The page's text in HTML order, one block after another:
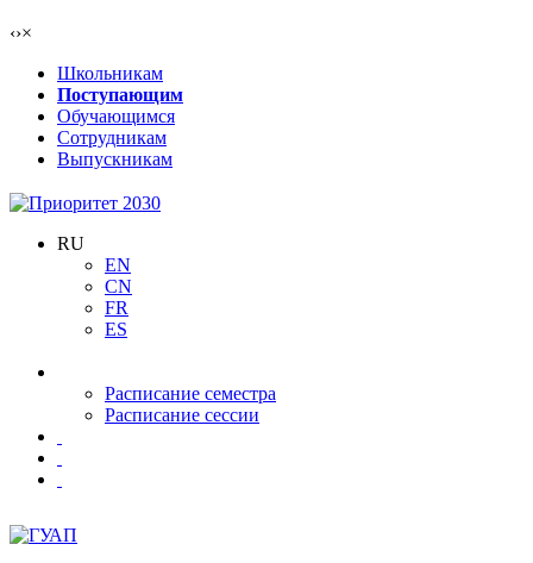
‹›×
Школьникам
Поступающим
Обучающимся
Сотрудникам
Выпускникам
RU
EN
CN
FR
ES
Расписание семестра
Расписание сессии